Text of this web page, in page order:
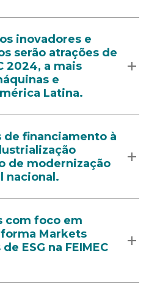
inovadores e
serão atrações de
2024, a mais
e
Latina.
de financiamento à
de modernização
nacional.
com foco em
Markets
ESG na FEIMEC